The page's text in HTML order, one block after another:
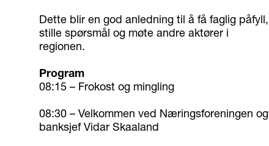
Dette blir en god anledning til å få faglig påfyll,
stille spørsmål og møte andre aktører i
regionen.
Program
08:15 – Frokost og mingling
08:30 – Velkommen ved Næringsforeningen og
banksjef Vidar Skaaland